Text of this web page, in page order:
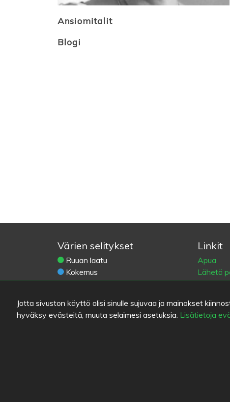
Jotta sivuston käyttö olisi sinulle sujuvaa ja mainokset
hyväksy evästeitä, muuta selaimesi asetuksia. Lisätietoja
Ansiomitalit
Blogi
Värien selitykset
Ruuan laatu
Kokemus
Linkit
Apua
Lähetä
Evästeet